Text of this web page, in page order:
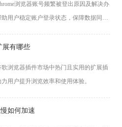
浏览器账号频繁被登出原因及解决办
助用户稳定账户登录状态，保障数据同
展有哪些
歌浏览器插件市场中热门且实用的扩展插
用户提升浏览效率和使用体验。
如何加速